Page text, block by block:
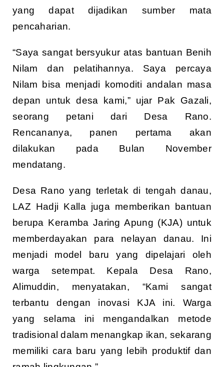
yang dapat dijadikan sumber mata
pencaharian.
“Saya sangat bersyukur atas bantuan Benih
Nilam dan pelatihannya. Saya percaya
Nilam bisa menjadi komoditi andalan masa
depan untuk desa kami,” ujar Pak Gazali,
seorang petani dari Desa Rano.
Rencananya, panen pertama akan
dilakukan pada Bulan November
mendatang.
Desa Rano yang terletak di tengah danau,
LAZ Hadji Kalla juga memberikan bantuan
berupa Keramba Jaring Apung (KJA) untuk
memberdayakan para nelayan danau. Ini
menjadi model baru yang dipelajari oleh
warga setempat. Kepala Desa Rano,
Alimuddin, menyatakan, “Kami sangat
terbantu dengan inovasi KJA ini. Warga
yang selama ini mengandalkan metode
tradisional dalam menangkap ikan, sekarang
memiliki cara baru yang lebih produktif dan